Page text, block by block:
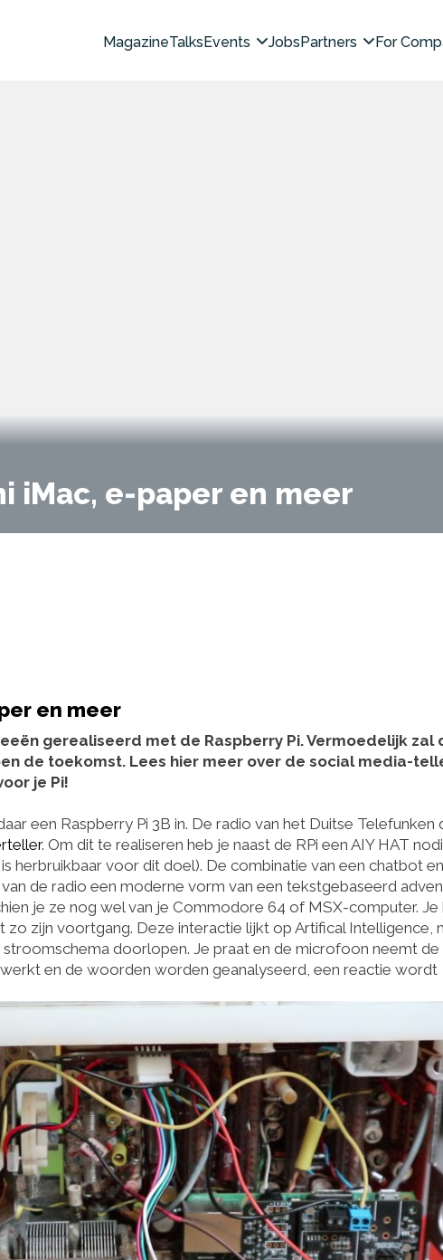
MagazineTalksEvents JobsPartners For
iMac, e-paper en meer
en meer
gerealiseerd met de Raspberry Pi. Vermoedelijk zal
de toekomst. Lees hier meer over de social media-
je Pi!
een Raspberry Pi 3B in. De radio van het Duitse Telefunken
. Om dit te realiseren heb je naast de RPi een AIY HAT
herbruikbaar voor dit doel). De combinatie van een chatbot
de radio een moderne vorm van een tekstgebaseerd
je ze nog wel van je Commodore 64 of MSX-computer. Je
zijn voortgang. Deze interactie lijkt op Artifical Intelligence,
doorlopen. Je praat en de microfoon neemt de
en de woorden worden geanalyseerd, een reactie wordt